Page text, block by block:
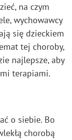
na czym
wychowawcy
się dzieckiem
tej choroby,
najlepsze, aby
terapiami.
o siebie. Bo
chorobą